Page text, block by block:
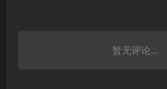
暂无评论...